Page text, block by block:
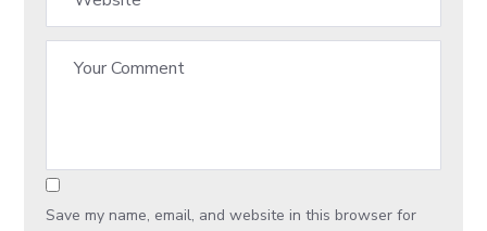
Save my name, email, and website in this browser for